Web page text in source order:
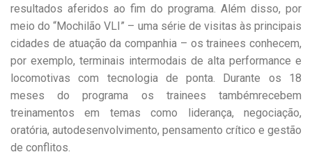
resultados aferidos ao fim do programa. Além disso, por
meio do “Mochilão VLI” – uma série de visitas às principais
cidades de atuação da companhia – os trainees conhecem,
por exemplo, terminais intermodais de alta performance e
locomotivas com tecnologia de ponta. Durante os 18
meses do programa os trainees tambémrecebem
treinamentos em temas como liderança, negociação,
oratória, autodesenvolvimento, pensamento crítico e gestão
de conflitos.